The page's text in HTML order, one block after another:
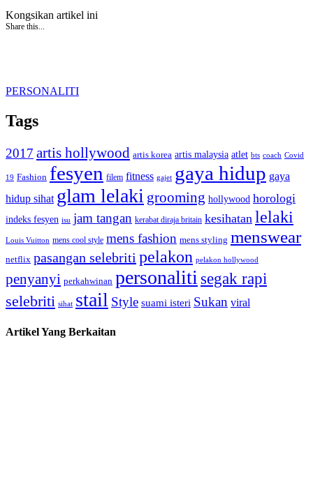
Kongsikan artikel ini
Share this...
PERSONALITI
Tags
2017 artis hollywood artis korea artis malaysia atlet bts coach Covid
19 Fashion fesyen filem fitness gajet gaya hidup gaya
hidup sihat glam lelaki grooming hollywood horologi
indeks fesyen isu jam tangan kerabat diraja britain kesihatan lelaki
Louis Vuitton mens cool style mens fashion mens styling menswear
netflix pasangan selebriti pelakon pelakon hollywood
penyanyi perkahwinan personaliti segak rapi
selebriti sihat stail Style suami isteri Sukan viral
Artikel Yang Berkaitan